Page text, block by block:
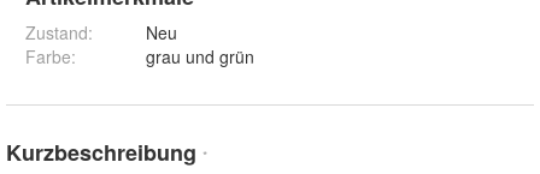
Zustand:
Neu
Farbe: grau und grün
Kurzbeschreibung *